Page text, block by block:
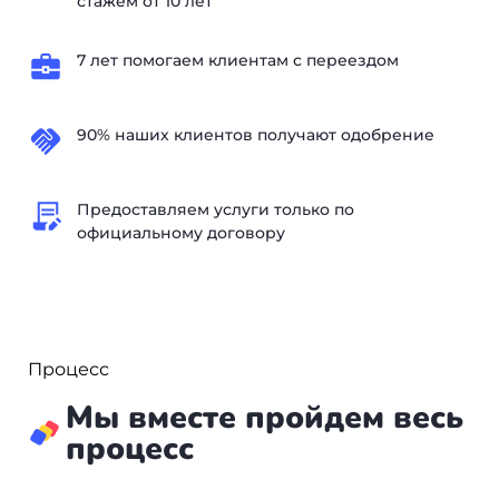
7 лет помогаем клиентам с переездом
90% наших клиентов получают одобрение
Предоставляем услуги только по
официальному договору
Процесс
Мы вместе пройдем весь
процесс